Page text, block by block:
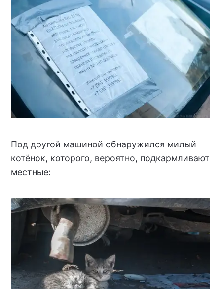
Под другой машиной обнаружился милый
котёнок, которого, вероятно, подкармливают
местные: